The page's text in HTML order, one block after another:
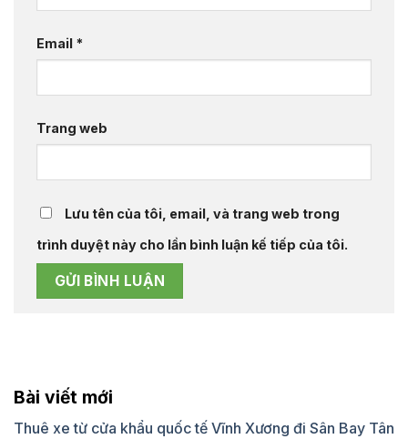
Email *
Trang web
Lưu tên của tôi, email, và trang web trong
trình duyệt này cho lần bình luận kế tiếp của tôi.
Bài viết mới
Thuê xe từ cửa khẩu quốc tế Vĩnh Xương đi Sân Bay Tân